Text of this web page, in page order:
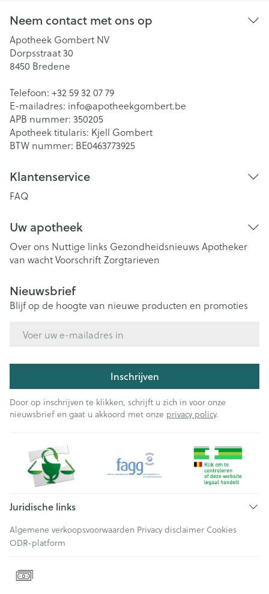
Neem contact met ons op
Apotheek Gombert NV
Dorpsstraat 30
8450 Bredene
Telefoon: +32 59 32 07 79
E-mailadres: info@apotheekgombert.be
APB nummer: 350205
Apotheek titularis: Kjell Gombert
BTW nummer: BE0463773925
Klantenservice
FAQ
Uw apotheek
Over ons Nuttige links Gezondheidsnieuws Apotheker
van wachtVoorschriftZorgtarieven
Nieuwsbrief
Blijf op de hoogte van nieuwe producten en promoties
Inschrijven
Door op inschrijven te klikken, schrijft u zich in voor onze
nieuwsbrief en gaat u akkoord met onze privacy policy.
Juridische links
Algemene verkoopsvoorwaarden Privacy disclaimer Cookies
ODR-platform